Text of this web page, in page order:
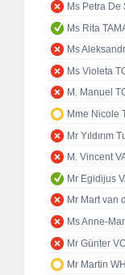
Ms Petra De
Ms Rita
Ms
Ms Violeta
M. Manuel
Mme Nicole
Mr Yıldırım
M. Vincent
Mr Egidijus
Mr Mart van
Ms Anne-
Mr Günter
Mr Martin